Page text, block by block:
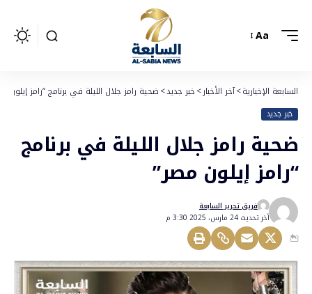
Aa
السابعة الإخبارية>آخر الأخبار>خبر جديد>ضحية رامز جلال الليلة في برنامج “رامز إيلون
خبر جديد
ضحية رامز جلال الليلة في برنامج
“رامز إيلون مصر”
أخر تحديث 24 مارس، 2025 3:30 م
فريق تحرير السابعة